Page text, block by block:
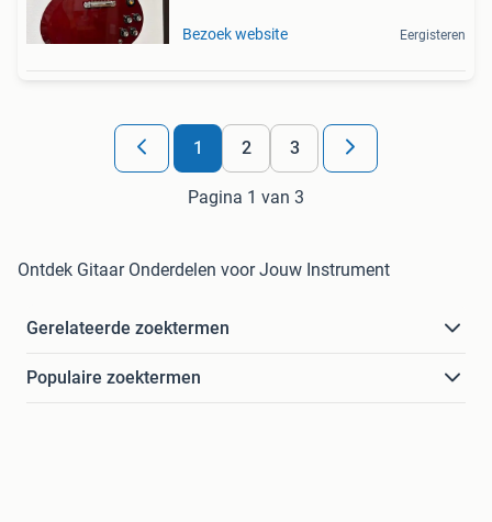
Bezoek website Eergisteren
1 2 3
Pagina 1 van 3
Ontdek Gitaar Onderdelen voor Jouw Instrument
Gerelateerde zoektermen
Populaire zoektermen